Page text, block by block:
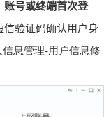
账号或终端首次登
验证码确认用户身
信息管理-用户信息修